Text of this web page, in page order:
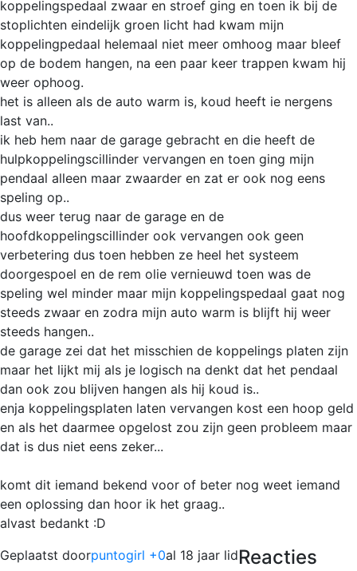
koppelingspedaal zwaar en stroef ging en toen ik bij de
stoplichten eindelijk groen licht had kwam mijn
koppelingpedaal helemaal niet meer omhoog maar bleef
op de bodem hangen, na een paar keer trappen kwam hij
weer ophoog.
het is alleen als de auto warm is, koud heeft ie nergens
last van..
ik heb hem naar de garage gebracht en die heeft de
hulpkoppelingscillinder vervangen en toen ging mijn
pendaal alleen maar zwaarder en zat er ook nog eens
speling op..
dus weer terug naar de garage en de
hoofdkoppelingscillinder ook vervangen ook geen
verbetering dus toen hebben ze heel het systeem
doorgespoel en de rem olie vernieuwd toen was de
speling wel minder maar mijn koppelingspedaal gaat nog
steeds zwaar en zodra mijn auto warm is blijft hij weer
steeds hangen..
de garage zei dat het misschien de koppelings platen zijn
maar het lijkt mij als je logisch na denkt dat het pendaal
dan ook zou blijven hangen als hij koud is..
enja koppelingsplaten laten vervangen kost een hoop geld
en als het daarmee opgelost zou zijn geen probleem maar
dat is dus niet eens zeker...
komt dit iemand bekend voor of beter nog weet iemand
een oplossing dan hoor ik het graag..
alvast bedankt :D
Geplaatst doorpuntogirl +0al 18 jaar lidReacties